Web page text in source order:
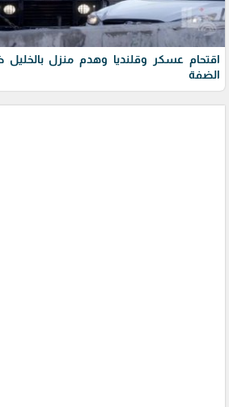
اقتحام عسكر وقلنديا وهدم منزل
الضفة